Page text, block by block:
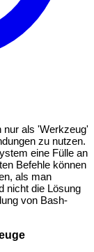
nur als 'Werkzeug'
zu nutzen.
eine Fülle an
Befehle können
als man
nicht die Lösung
von Bash-